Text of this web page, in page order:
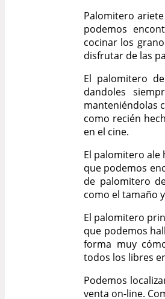
Palomitero
podemos
cocinar los
disfrutar de las
El palomitero
dandoles
manteniéndolas
como recién
en el cine.
El palomitero
que podemos
de palomitero
como el tamaño
El palomitero
que podemos
forma muy
todos los libres
Podemos
venta on-line.